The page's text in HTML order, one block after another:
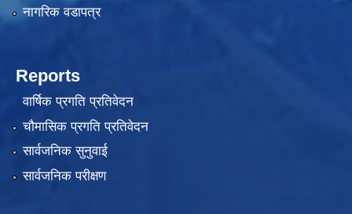
नागरिक वडापत्र
Reports
वार्षिक प्रगति प्रतिवेदन
चौमासिक प्रगति प्रतिवेदन
सार्वजनिक सुनुवाई
सार्वजनिक परीक्षण